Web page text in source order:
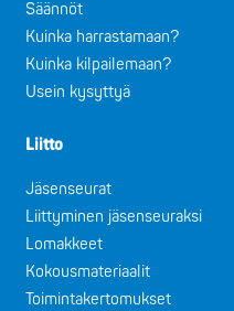
Säännöt
Kuinka harrastamaan?
Kuinka kilpailemaan?
Usein kysyttyä
Liitto
Jäsenseurat
Liittyminen jäsenseuraksi
Lomakkeet
Kokousmateriaalit
Toimintakertomukset